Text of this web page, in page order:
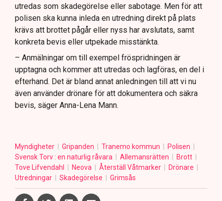
utredas som skadegörelse eller sabotage. Men för att
polisen ska kunna inleda en utredning direkt på plats
krävs att brottet pågår eller nyss har avslutats, samt
konkreta bevis eller utpekade misstänkta.
– Anmälningar om till exempel fröspridningen är
upptagna och kommer att utredas och lagföras, en del i
efterhand. Det är bland annat anledningen till att vi nu
även använder drönare för att dokumentera och säkra
bevis, säger Anna-Lena Mann.
Myndigheter Gripanden Tranemo kommun
Polisen
Svensk Torv : en naturlig råvara
Allemansrätten
Brott
Tove Lifvendahl
Neova Återställ Våtmarker
Drönare
Utredningar
Skadegörelse Grimsås